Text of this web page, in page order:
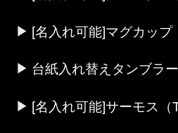
[名入れ可能]マグカップ
台紙入れ替えタンブラー
[名入れ可能]サーモス（